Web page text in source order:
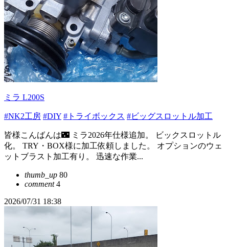
ミラ L200S
#NK2工房 #DIY #トライボックス #ビッグスロットル加工
皆様こんばんは🌃 ミラ2026年仕様追加。 ビックスロットル
化。 TRY・BOX様に加工依頼しました。 オプションのウェ
ットブラスト加工有り。 迅速な作業...
thumb_up 80
comment4
2026/07/31 18:38